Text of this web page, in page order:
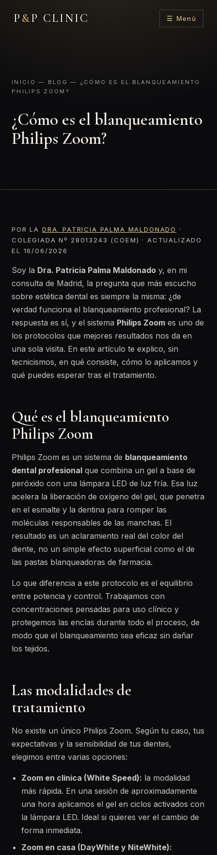
P &P CLINIC ☰ Menú
INICIO — BLOG — ¿CÓMO ES EL BLANQUEAMIENTO
PHILIPS ZOOM?
¿Cómo es el blanqueamiento
Philips Zoom?
POR LA DRA. PATRICIA PALMA MALDONADO
·
COLEGIADA Nº 28013243 (COEM) · ACTUALIZADO
EL 16/06/2026
Soy la Dra. Patricia Palma Maldonado y, en mi
consulta de Madrid, la pregunta que más escucho
sobre estética dental es siempre la misma: ¿de
verdad funciona el blanqueamiento profesional? La
respuesta es sí, y el sistema Philips Zoom es uno de
los protocolos que mejores resultados nos da en
una sola visita. En este artículo te explico, sin
tecnicismos, en qué consiste, cómo lo aplicamos y
qué puedes esperar tras el tratamiento.
Qué es el blanqueamiento
Philips Zoom
Philips Zoom es un sistema de blanqueamiento
dental profesional que combina un gel a base de
peróxido con una lámpara LED de luz fría. Esa luz
acelera la liberación de oxígeno del gel, que penetra
en el esmalte y la dentina para romper las
moléculas responsables de las manchas. El
resultado es un aclaramiento real del color del
diente, no un simple efecto superficial como el de
las pastas blanqueadoras de farmacia.
Lo que diferencia a este protocolo es el equilibrio
entre potencia y control. Trabajamos con
concentraciones pensadas para uso clínico y
protegemos las encías durante todo el proceso, de
modo que el blanqueamiento sea eficaz sin dañar
los tejidos.
Las modalidades de
tratamiento
No existe un único Philips Zoom. Según tu caso, tus
expectativas y la sensibilidad de tus dientes,
elegimos entre varias opciones:
Zoom en clínica (White Speed): la modalidad
más rápida. En una sesión de aproximadamente
una hora aplicamos el gel en ciclos activados con
la lámpara LED. Ideal si quieres ver el cambio de
forma inmediata.
Zoom en casa (DayWhite y NiteWhite):